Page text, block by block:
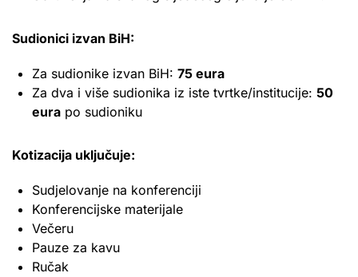
Sudionici izvan BiH:
Za sudionike izvan BiH: 75 eura
Za dva i više sudionika iz iste tvrtke/institucije: 50
eura po sudioniku
Kotizacija uključuje:
Sudjelovanje na konferenciji
Konferencijske materijale
Večeru
Pauze za kavu
Ručak